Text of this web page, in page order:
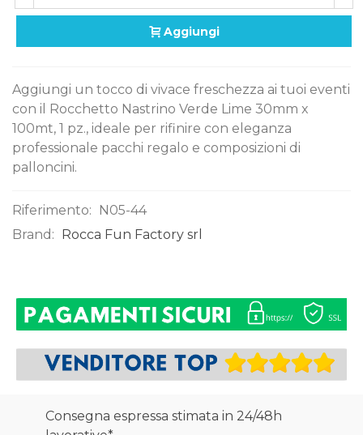
Aggiungi
Aggiungi un tocco di vivace freschezza ai tuoi eventi
con il Rocchetto Nastrino Verde Lime 30mm x
100mt, 1 pz., ideale per rifinire con eleganza
professionale pacchi regalo e composizioni di
palloncini.
Riferimento:
N05-44
Brand:
Rocca Fun Factory srl
Consegna espressa stimata in 24/48h